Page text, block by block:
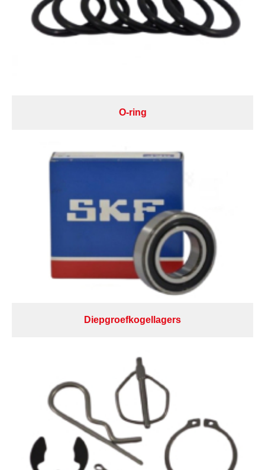
O-ring
Diepgroefkogellagers